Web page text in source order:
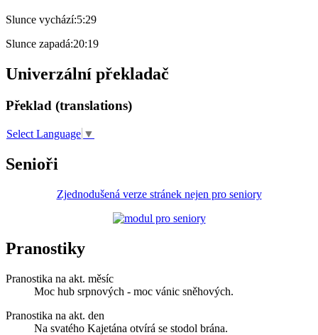
Slunce vychází:5:29
Slunce zapadá:20:19
Univerzální překladač
Překlad (translations)
Select Language ▼
Senioři
Zjednodušená verze stránek nejen pro seniory
Pranostiky
Pranostika na akt. měsíc
Moc hub srpnových - moc vánic sněhových.
Pranostika na akt. den
Na svatého Kajetána otvírá se stodol brána.